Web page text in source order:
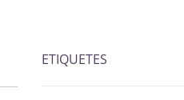
ETIQUETES